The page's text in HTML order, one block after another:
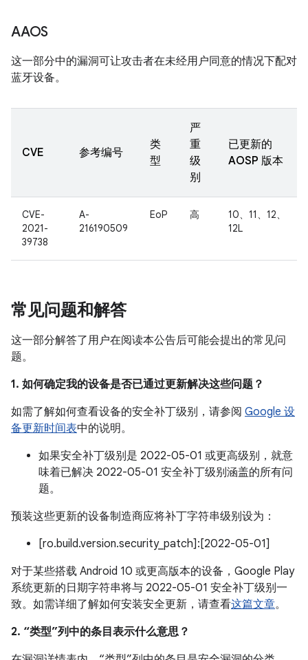
AAOS
这一部分中的漏洞可让攻击者在未经用户同意的情况下配对
蓝牙设备。
CVE 参考编号
类
型
严
重
级
别
已更新的
AOSP 版本
CVE-
2021-
39738
A-
216190509
EoP 高
10、11、12、
12L
常见问题和解答
这一部分解答了用户在阅读本公告后可能会提出的常见问
题。
1. 如何确定我的设备是否已通过更新解决这些问题？
如需了解如何查看设备的安全补丁级别，请参阅 Google 设
备更新时间表中的说明。
如果安全补丁级别是 2022-05-01 或更高级别，就意
味着已解决 2022-05-01 安全补丁级别涵盖的所有问
题。
预装这些更新的设备制造商应将补丁字符串级别设为：
[ro.build.version.security_patch]:[2022-05-01]
对于某些搭载 Android 10 或更高版本的设备，Google Play
系统更新的日期字符串将与 2022-05-01 安全补丁级别一
致。如需详细了解如何安装安全更新，请查看这篇文章。
2. “类型”列中的条目表示什么意思？